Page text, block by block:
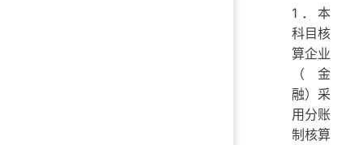
1．本
科目核
算企业
（金
融）采
用分账
制核算